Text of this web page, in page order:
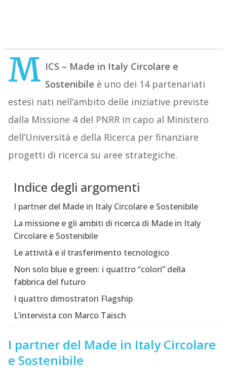
M ICS – Made in Italy Circolare e
Sostenibile è uno dei 14 partenariati
estesi nati nell’ambito delle iniziative previste
dalla Missione 4 del PNRR in capo al Ministero
dell’Università e della Ricerca per finanziare
progetti di ricerca su aree strategiche.
Indice degli argomenti
I partner del Made in Italy Circolare e Sostenibile
La missione e gli ambiti di ricerca di Made in Italy
Circolare e Sostenibile
Le attività e il trasferimento tecnologico
Non solo blue e green: i quattro “colori” della
fabbrica del futuro
I quattro dimostratori Flagship
L’intervista con Marco Taisch
I partner del Made in Italy Circolare
e Sostenibile